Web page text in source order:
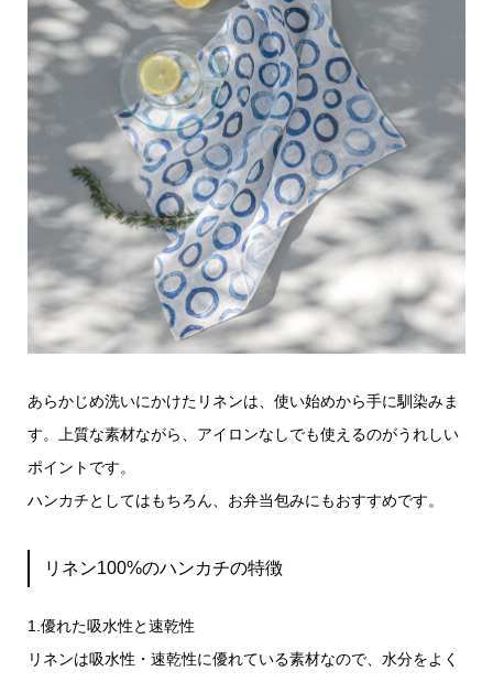
あらかじめ洗いにかけたリネンは、使い始めから手に馴染みま
す。上質な素材ながら、アイロンなしでも使えるのがうれしい
ポイントです。
ハンカチとしてはもちろん、お弁当包みにもおすすめです。
リネン100%のハンカチの特徴
1.優れた吸水性と速乾性
リネンは吸水性・速乾性に優れている素材なので、水分をよく